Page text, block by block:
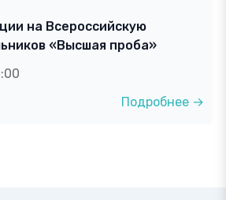
на Всероссийскую
«Высшая проба»
Подробнее →